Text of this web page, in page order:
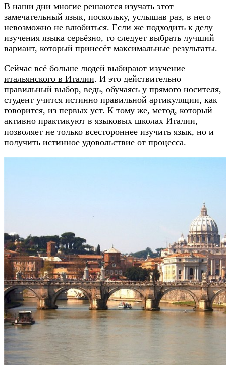
В наши дни многие решаются изучать этот
замечательный язык, поскольку, услышав раз, в него
невозможно не влюбиться. Если же подходить к делу
изучения языка серьёзно, то следует выбрать лучший
вариант, который принесёт максимальные результаты.
Сейчас всё больше людей выбирают изучение
итальянского в Италии. И это действительно
правильный выбор, ведь, обучаясь у прямого носителя,
студент учится истинно правильной артикуляции, как
говорится, из первых уст. К тому же, метод, который
активно практикуют в языковых школах Италии,
позволяет не только всестороннее изучить язык, но и
получить истинное удовольствие от процесса.